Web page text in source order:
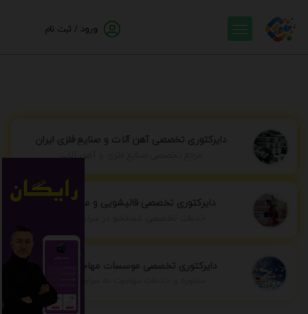
ورود / ثبت نام
دایرکتوری تخصصی آهن آلات و صنایع فلزی ایران
مرجع تخصصی صنایع فلزی و آهن آلات
دایرکتوری تخصصی قالیشویی و مبل شویی
دایرکتوری تخصصی موسسات مهاجرتی ایران
مشاوره و خدمات مهاجرت به سراسر جهان